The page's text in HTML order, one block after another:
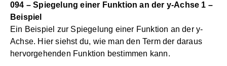
094 – Spiegelung einer Funktion an der y-Achse 1 –
Beispiel
Ein Beispiel zur Spiegelung einer Funktion an der y-
Achse. Hier siehst du, wie man den Term der daraus
hervorgehenden Funktion bestimmen kann.